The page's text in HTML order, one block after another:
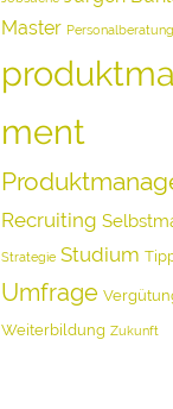
Master Personalberatung
ment
Recruiting
Strategie Studium
Umfrage
Weiterbildung Zukunft